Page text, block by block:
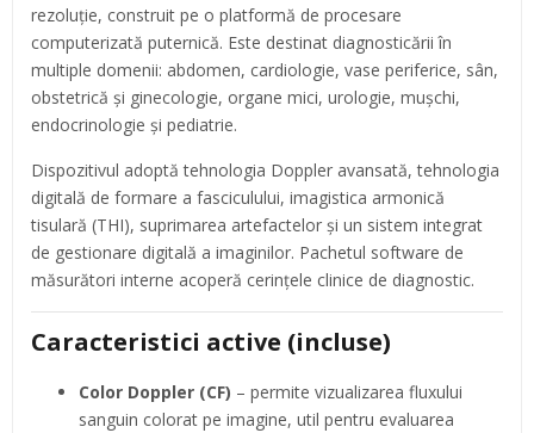
rezoluție, construit pe o platformă de procesare
computerizată puternică. Este destinat diagnosticării în
multiple domenii: abdomen, cardiologie, vase periferice, sân,
obstetrică și ginecologie, organe mici, urologie, mușchi,
endocrinologie și pediatrie.
Dispozitivul adoptă tehnologia Doppler avansată, tehnologia
digitală de formare a fasciculului, imagistica armonică
tisulară (THI), suprimarea artefactelor și un sistem integrat
de gestionare digitală a imaginilor. Pachetul software de
măsurători interne acoperă cerințele clinice de diagnostic.
Caracteristici active (incluse)
Color Doppler (CF) – permite vizualizarea fluxului
sanguin colorat pe imagine, util pentru evaluarea